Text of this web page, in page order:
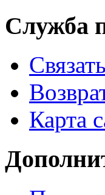
Служба
Карта